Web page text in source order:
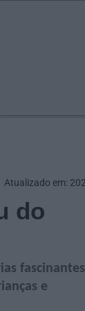
do
fascinantes
e
Atualizado em: